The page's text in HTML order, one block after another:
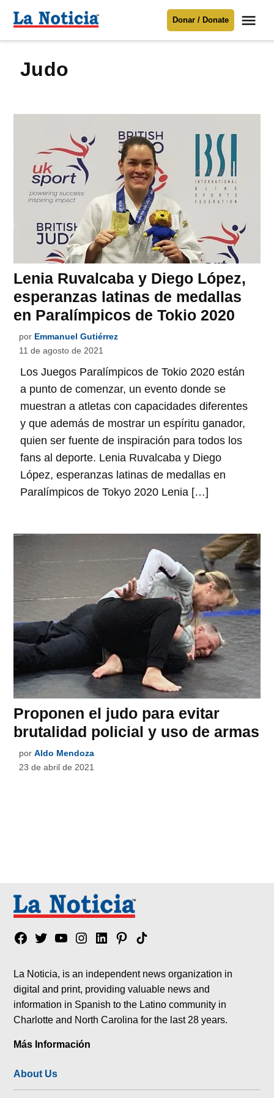
Para mantenerte informado necesitamos
contenido
Noticia
Donar / Donate
Judo
Lenia Ruvalcaba y Diego López,
esperanzas latinas de medallas
en Paralímpicos de Tokio 2020
por Emmanuel Gutiérrez
11 de agosto de 2021
Los Juegos Paralímpicos de Tokio 2020 están
a punto de comenzar, un evento donde se
muestran a atletas con capacidades diferentes
y que además de mostrar un espíritu ganador,
quien ser fuente de inspiración para todos los
fans al deporte. Lenia Ruvalcaba y Diego
López, esperanzas latinas de medallas en
Paralímpicos de Tokyo 2020 Lenia […]
Proponen el judo para evitar
brutalidad policial y uso de armas
por Aldo Mendoza
23 de abril de 2021
Facebook
TwitterYouTubeInstagram
LinkedinPinterest
Tik
La Noticia, is an independent news organization in
digital and print, providing valuable news and
information in Spanish to the Latino community in
Charlotte and North Carolina for the last 28 years.
Más Información
About Us